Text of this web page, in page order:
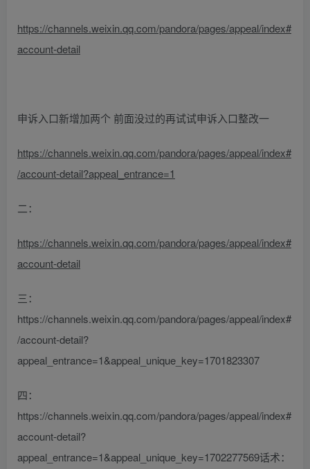
https://channels.weixin.qq.com/pandora/pages/appeal/index#
account-detail
申诉入口新增加两个 前面没过的再试试申诉入口整改一
https://channels.weixin.qq.com/pandora/pages/appeal/index#
/account-detail?appeal_entrance=1
二：
https://channels.weixin.qq.com/pandora/pages/appeal/index#
account-detail
三：
https://channels.weixin.qq.com/pandora/pages/appeal/index#
/account-detail?
appeal_entrance=1&appeal_unique_key=1701823307
四：
https://channels.weixin.qq.com/pandora/pages/appeal/index#
account-detail?
appeal_entrance=1&appeal_unique_key=1702277569话术：